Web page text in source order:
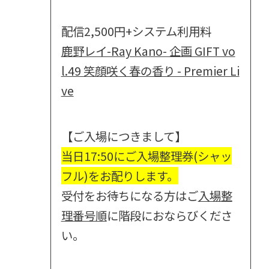
配信2,500円+システム利用料
鹿野レイ-Ray Kano- 企画 GIFT vo
l.49 笑顔咲く春の香り - Premier Li
ve
【ご入場につきまして】
当日17:50にご入場整理券(シャッ
フル)をお配りします。
受付をお待ちになる方はご入場整
理番号順に階段におならびくださ
い。